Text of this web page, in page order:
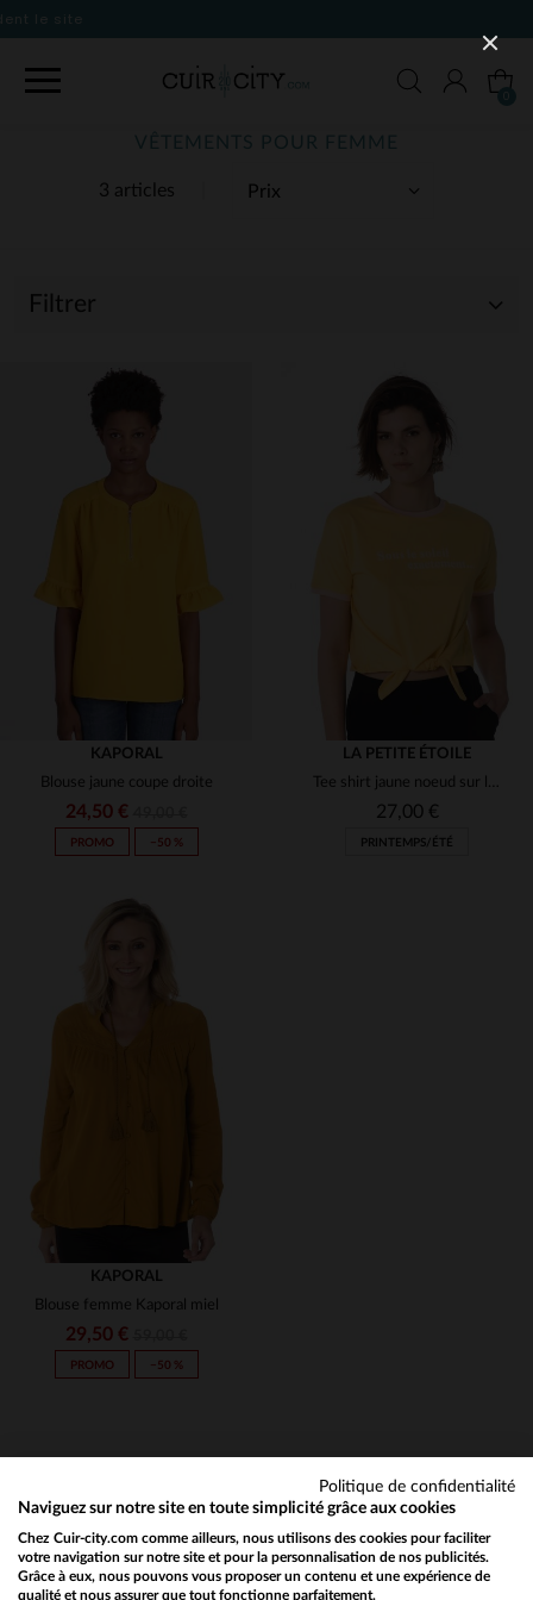
3 articles
VÊTEMENTS POUR FEMME
Filtrer
(2)
KAPORAL
Blouse jaune coupe droite
24,50 €
PROMO −50 %
LA PETITE ÉTOILE
Tee shirt jaune noeud sur le bas
27,00 €
PRINTEMPS/ÉTÉ
TAILLES DISPONIBLES
KAPORAL
Blouse femme Kaporal miel
29,50 €
PROMO −50 %
NEWSLETTER
Recevez par mail nos promos
Politique de confidentialité
Naviguez sur notre site en toute simplicité grâce aux cookies
Chez Cuir-city.com comme ailleurs, nous utilisons des cookies pour faciliter
votre navigation sur notre site et pour la personnalisation de nos publicités.
Grâce à eux, nous pouvons vous proposer un contenu et une expérience de
qualité et nous assurer que tout fonctionne parfaitement.